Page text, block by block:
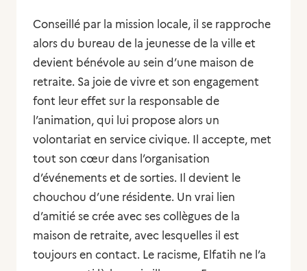
Conseillé par la mission locale, il se rapproche
alors du bureau de la jeunesse de la ville et
devient bénévole au sein d’une maison de
retraite. Sa joie de vivre et son engagement
font leur effet sur la responsable de
l’animation, qui lui propose alors un
volontariat en service civique. Il accepte, met
tout son cœur dans l’organisation
d’événements et de sorties. Il devient le
chouchou d’une résidente. Un vrai lien
d’amitié se crée avec ses collègues de la
maison de retraite, avec lesquelles il est
toujours en contact. Le racisme, Elfatih ne l’a